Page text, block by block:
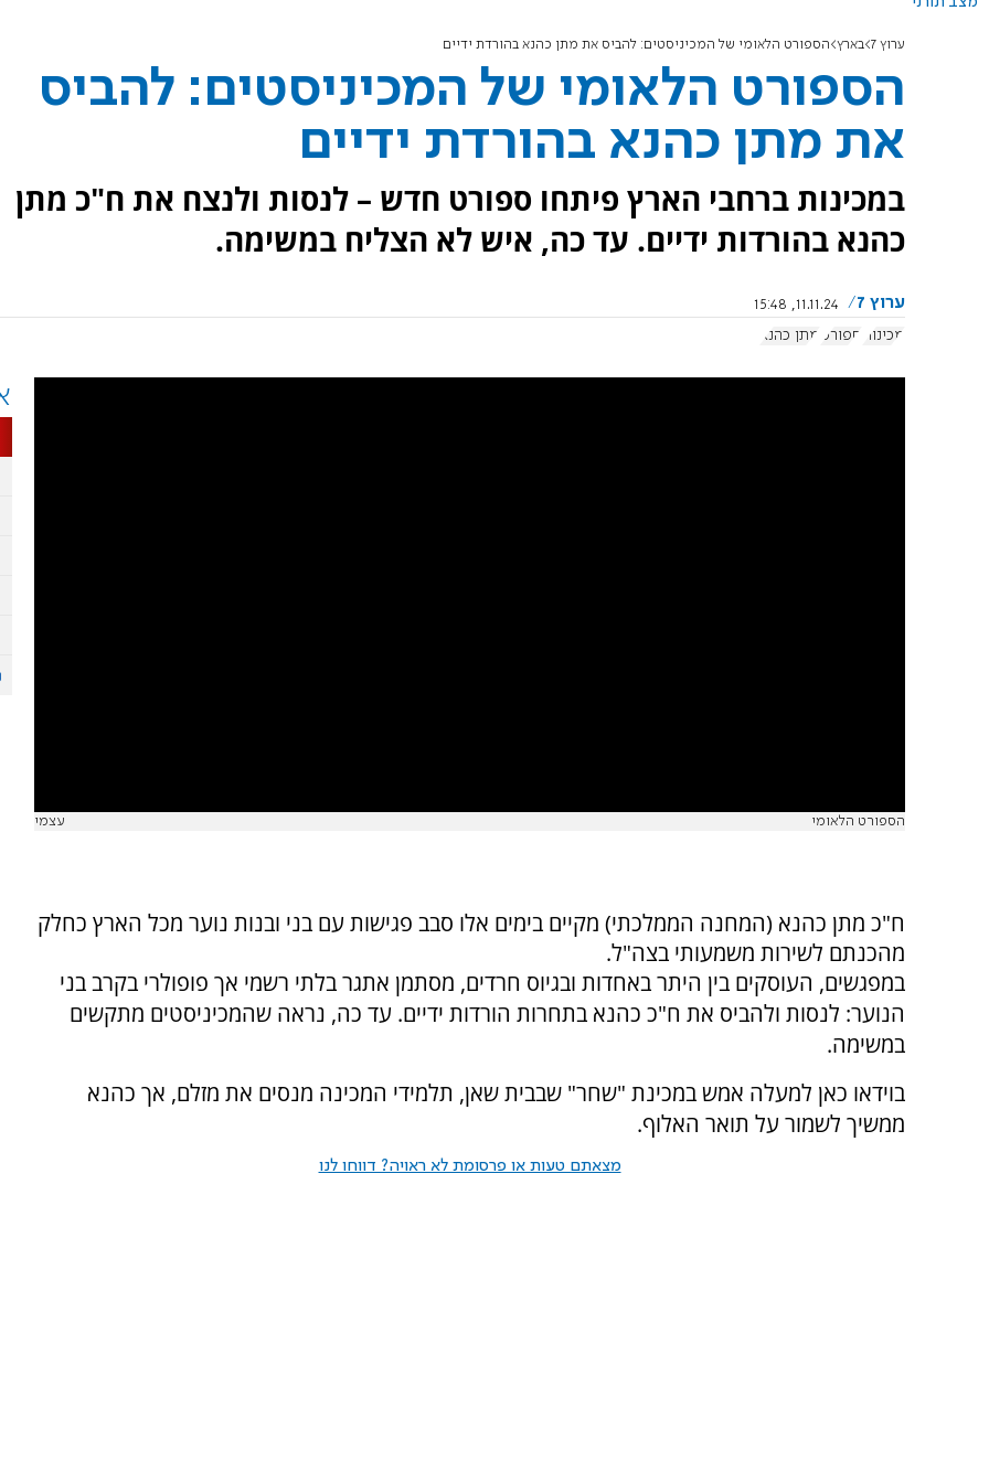
ערוץ 7 בארץ הספורט הלאומי של המכיניסטים: להביס את מתן כהנא בהורדת ידיים
הספורט הלאומי של המכיניסטים: להביס
את מתן כהנא בהורדת ידיים
במכינות ברחבי הארץ פיתחו ספורט חדש – לנסות ולנצח את ח"כ מתן
כהנא בהורדות ידיים. עד כה, איש לא הצליח במשימה.
ערוץ 7
11.11.24, 15:48
מכינות
ספורט מתן כהנא
הספורט הלאומי עצמי
ח"כ מתן כהנא (המחנה הממלכתי) מקיים בימים אלו סבב פגישות עם בני ובנות נוער מכל הארץ כחלק
מהכנתם לשירות משמעותי בצה"ל.
במפגשים, העוסקים בין היתר באחדות ובגיוס חרדים, מסתמן אתגר בלתי רשמי אך פופולרי בקרב בני
הנוער: לנסות ולהביס את ח"כ כהנא בתחרות הורדות ידיים. עד כה, נראה שהמכיניסטים מתקשים
במשימה.
בוידאו כאן למעלה אמש במכינת "שחר" שבבית שאן, תלמידי המכינה מנסים את מזלם, אך כהנא
ממשיך לשמור על תואר האלוף.
מצאתם טעות או פרסומת לא ראויה? דווחו לנו